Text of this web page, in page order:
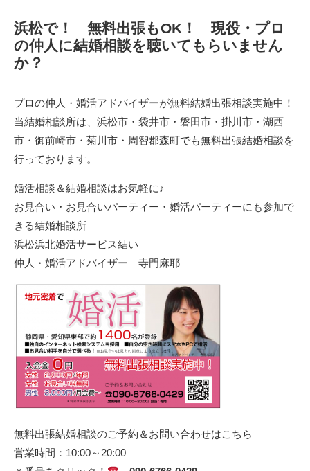
浜松で！ 無料出張もOK！ 現役・プロ
の仲人に結婚相談を聴いてもらいません
か？
プロの仲人・婚活アドバイザーが無料結婚出張相談実施中！
当結婚相談所は、浜松市・袋井市・磐田市・掛川市・湖西
市・御前崎市・菊川市・周智郡森町でも無料出張結婚相談を
行っております。
婚活相談＆結婚相談はお気軽に♪
お見合い・お見合いパーティー・婚活パーティーにも参加で
きる結婚相談所
浜松浜北婚活サービス結い
仲人・婚活アドバイザー 寺門麻耶
無料出張結婚相談のご予約＆お問い合わせはこちら
営業時間：10:00～20:00